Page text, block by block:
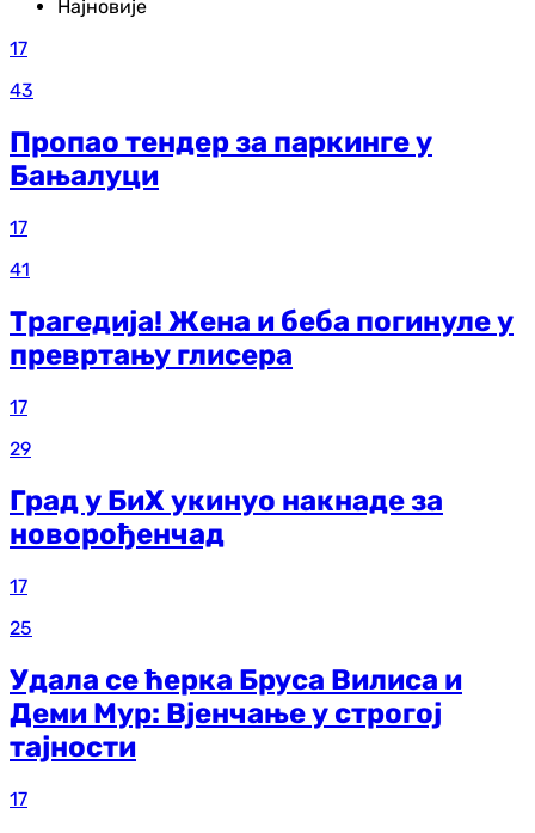
Најновије
17
43
Пропао тендер за паркинге у
Бањалуци
17
41
Трагедија! Жена и беба погинуле у
превртању глисера
17
29
Град у БиХ укинуо накнаде за
новорођенчад
17
25
Удала се ћерка Бруса Вилиса и
Деми Мур: Вјенчање у строгој
тајности
17